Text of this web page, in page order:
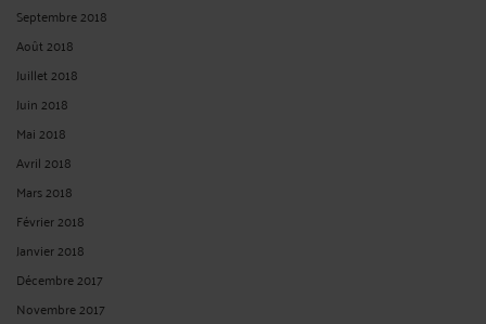
Septembre 2018
Août 2018
Juillet 2018
Juin 2018
Mai 2018
Avril 2018
Mars 2018
Février 2018
Janvier 2018
Décembre 2017
Novembre 2017